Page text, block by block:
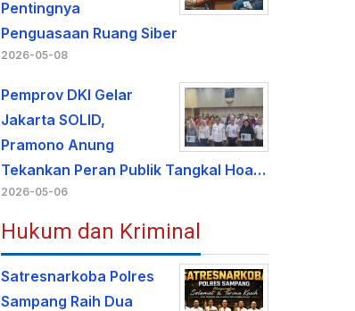
Pentingnya
Penguasaan Ruang Siber
2026-05-08
Pemprov DKI Gelar
Jakarta SOLID,
Pramono Anung
Tekankan Peran Publik Tangkal Hoa…
2026-05-06
Hukum dan Kriminal
Satresnarkoba Polres
Sampang Raih Dua